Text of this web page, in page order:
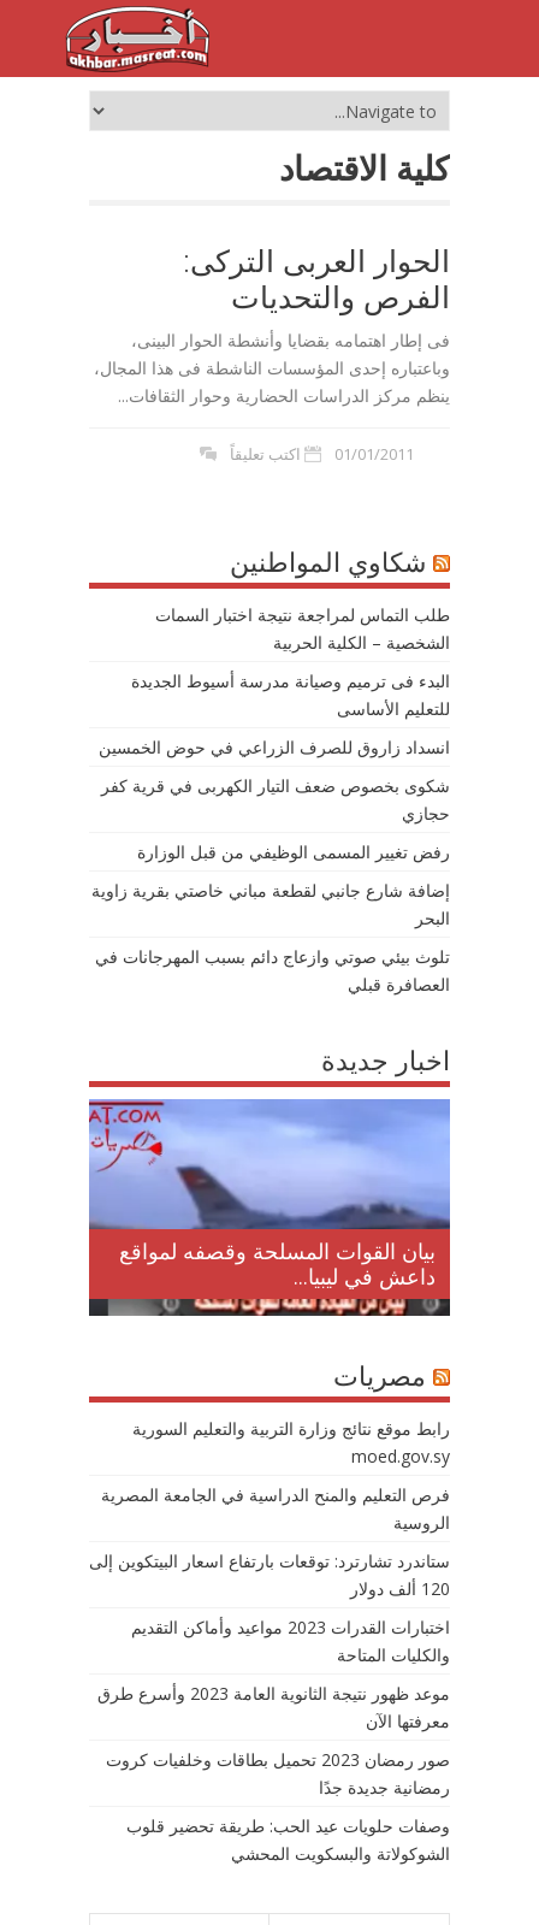
كلية الاقتصاد
الحوار العربى التركى:
الفرص والتحديات
فى إطار اهتمامه بقضايا وأنشطة الحوار البينى،
وباعتباره إحدى المؤسسات الناشطة فى هذا المجال،
ينظم مركز الدراسات الحضارية وحوار الثقافات...
01/01/2011 اكتب تعليقاً
شكاوي المواطنين
طلب التماس لمراجعة نتيجة اختبار السمات
الشخصية – الكلية الحربية
البدء فى ترميم وصيانة مدرسة أسيوط الجديدة
للتعليم الأساسى
انسداد زاروق للصرف الزراعي في حوض الخمسين
شكوى بخصوص ضعف التيار الكهربى في قرية كفر
حجازي
رفض تغيير المسمى الوظيفي من قبل الوزارة
إضافة شارع جانبي لقطعة مباني خاصتي بقرية زاوية
البحر
تلوث بيئي صوتي وازعاج دائم بسبب المهرجانات في
العصافرة قبلي
اخبار جديدة
بيان القوات المسلحة وقصفه لمواقع
داعش في ليبيا...
مصريات
رابط موقع نتائج وزارة التربية والتعليم السورية
moed.gov.sy
فرص التعليم والمنح الدراسية في الجامعة المصرية
الروسية
ستاندرد تشارترد: توقعات بارتفاع اسعار البيتكوين إلى
120 ألف دولار
اختبارات القدرات 2023 مواعيد وأماكن التقديم
والكليات المتاحة
موعد ظهور نتيجة الثانوية العامة 2023 وأسرع طرق
معرفتها الآن
صور رمضان 2023 تحميل بطاقات وخلفيات كروت
رمضانية جديدة جدًا
وصفات حلويات عيد الحب: طريقة تحضير قلوب
الشوكولاتة والبسكويت المحشي